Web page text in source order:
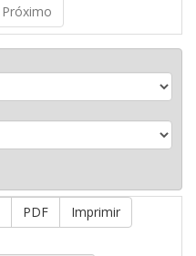
Próximo
PDF Imprimir